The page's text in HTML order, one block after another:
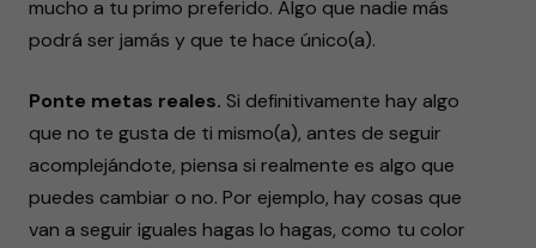
mucho a tu primo preferido. Algo que nadie más
podrá ser jamás y que te hace único(a).
Ponte metas reales. Si definitivamente hay algo
que no te gusta de ti mismo(a), antes de seguir
acomplejándote, piensa si realmente es algo que
puedes cambiar o no. Por ejemplo, hay cosas que
van a seguir iguales hagas lo hagas, como tu color